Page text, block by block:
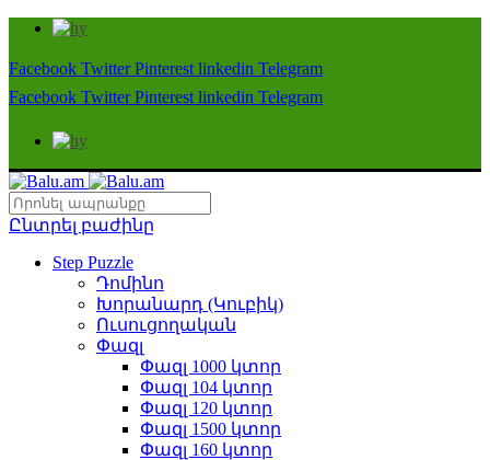
Facebook Twitter Pinterest linkedin Telegram
Facebook Twitter Pinterest linkedin Telegram
Ընտրել բաժինը
Step Puzzle
Դոմինո
Խորանարդ (Կուբիկ)
Ուսուցողական
Փազլ
Փազլ 1000 կտոր
Փազլ 104 կտոր
Փազլ 120 կտոր
Փազլ 1500 կտոր
Փազլ 160 կտոր